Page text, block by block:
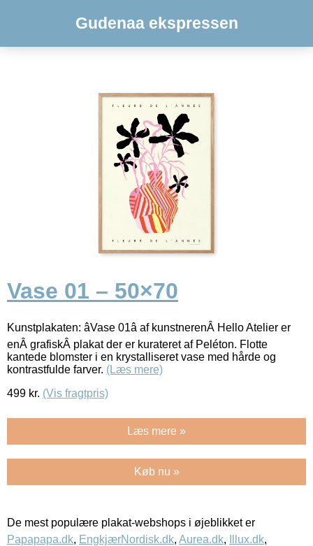
Gudenaa ekspressen
Vase 01 – 50×70
Kunstplakaten: âVase 01â af kunstnerenÂ Hello Atelier er
enÂ grafiskÂ plakat der er kurateret af Peléton. Flotte
kantede blomster i en krystalliseret vase med hårde og
kontrastfulde farver. (Læs mere)
499 kr. (Vis fragtpris)
Læs mere »
Køb nu »
De mest populære plakat-webshops i øjeblikket er
Papapapa.dk, EngkjærNordisk.dk, Aurea.dk, Illux.dk,